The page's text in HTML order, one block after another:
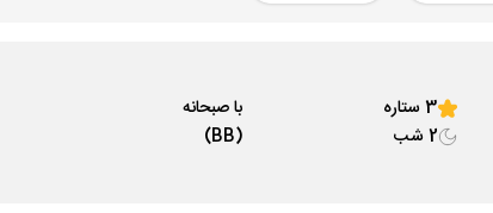
3 ستاره
2 شب
با صبحانه
(BB)